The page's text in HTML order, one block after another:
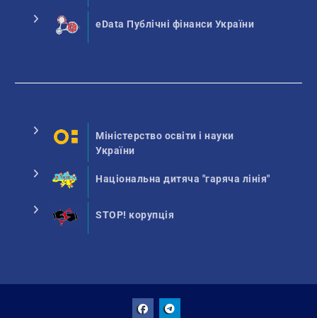
eData Публічні фінанси України
Міністерство освіти і науки
України
Національна дитяча "гаряча лінія"
STOP! корупція